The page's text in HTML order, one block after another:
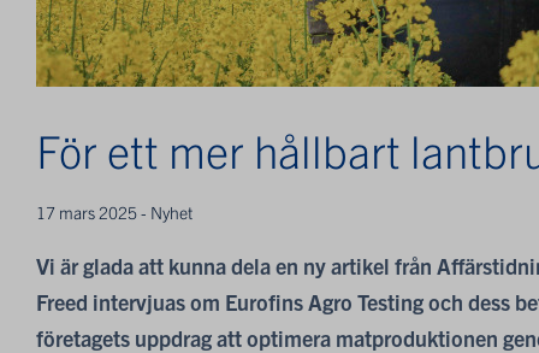
För ett mer hållbart
17 mars 2025 - Nyhet
Vi är glada att kunna dela en ny artikel från
Freed intervjuas om Eurofins Agro Testing och dess
företagets uppdrag att optimera matproduktionen